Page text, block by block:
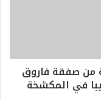
من صفقة فاروق
في المكشخة